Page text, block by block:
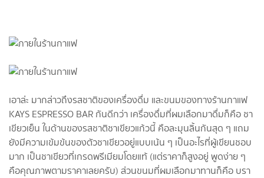
เอาล่ะ มากล่าวถึงรสชาติของเครื่องดื่ม และขนมของทางร้านกาแฟ
KAYS ESPRESSO BAR กันดีกว่า เครื่องดื่มที่ผมเลือกมาดื่มก็คือ ชา
เขียวเย็น ในด้านของรสชาติชาเขียวแก้วนี้ คือละมุนลิ้นกันสุด ๆ แถม
ยังมีความเข้มข้นของตัวชาเขียวอยู่แบบเน้น ๆ เป็นอะไรที่ผู้เขียนชอบ
มาก เป็นชาเขียวที่เกรดพรีเมียมโดยแท้ (แต่ราคาก็สูงอยู่ พูดง่าย ๆ
คือคุณภาพตามราคาเลยครับ) ส่วนขนมที่ผมเลือกมาทานก็คือ บรา